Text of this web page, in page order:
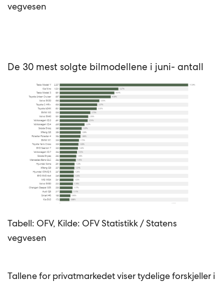
vegvesen
De 30 mest solgte bilmodellene i juni- antall
Tabell: OFV, Kilde: OFV Statistikk / Statens
vegvesen
Tallene for privatmarkedet viser tydelige forskjeller i